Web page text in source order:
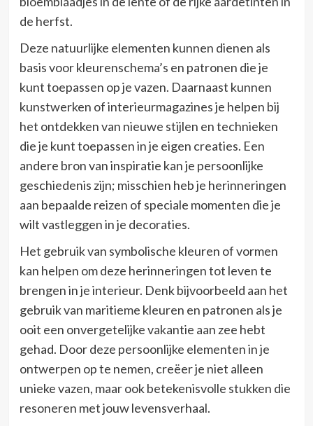
de herfst.
Deze natuurlijke elementen kunnen dienen als
basis voor kleurenschema’s en patronen die je
kunt toepassen op je vazen. Daarnaast kunnen
kunstwerken of interieurmagazines je helpen bij
het ontdekken van nieuwe stijlen en technieken
die je kunt toepassen in je eigen creaties. Een
andere bron van inspiratie kan je persoonlijke
geschiedenis zijn; misschien heb je herinneringen
aan bepaalde reizen of speciale momenten die je
wilt vastleggen in je decoraties.
Het gebruik van symbolische kleuren of vormen
kan helpen om deze herinneringen tot leven te
brengen in je interieur. Denk bijvoorbeeld aan het
gebruik van maritieme kleuren en patronen als je
ooit een onvergetelijke vakantie aan zee hebt
gehad. Door deze persoonlijke elementen in je
ontwerpen op te nemen, creëer je niet alleen
unieke vazen, maar ook betekenisvolle stukken die
resoneren met jouw levensverhaal.